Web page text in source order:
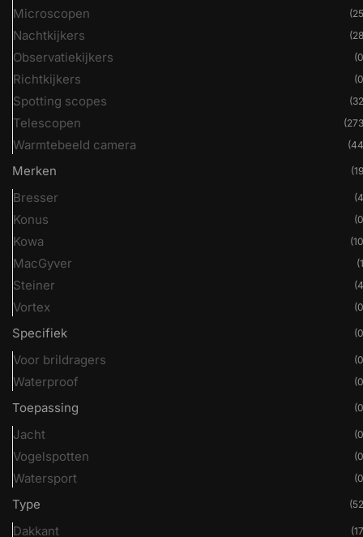
Microscopen
Nachtkijkers
Observatiekijkers
Richtkijkers
Spotting scopes
Telescopen
Warmtebeeld camera
Merken
Bresser
Konus
Kowa
MacGyver
Steiner
Vortex
Specifiek
Voor brildragers
Waterproof
Toepassing
Jacht
Vogelspotten
Watersport
Type
Dakkant